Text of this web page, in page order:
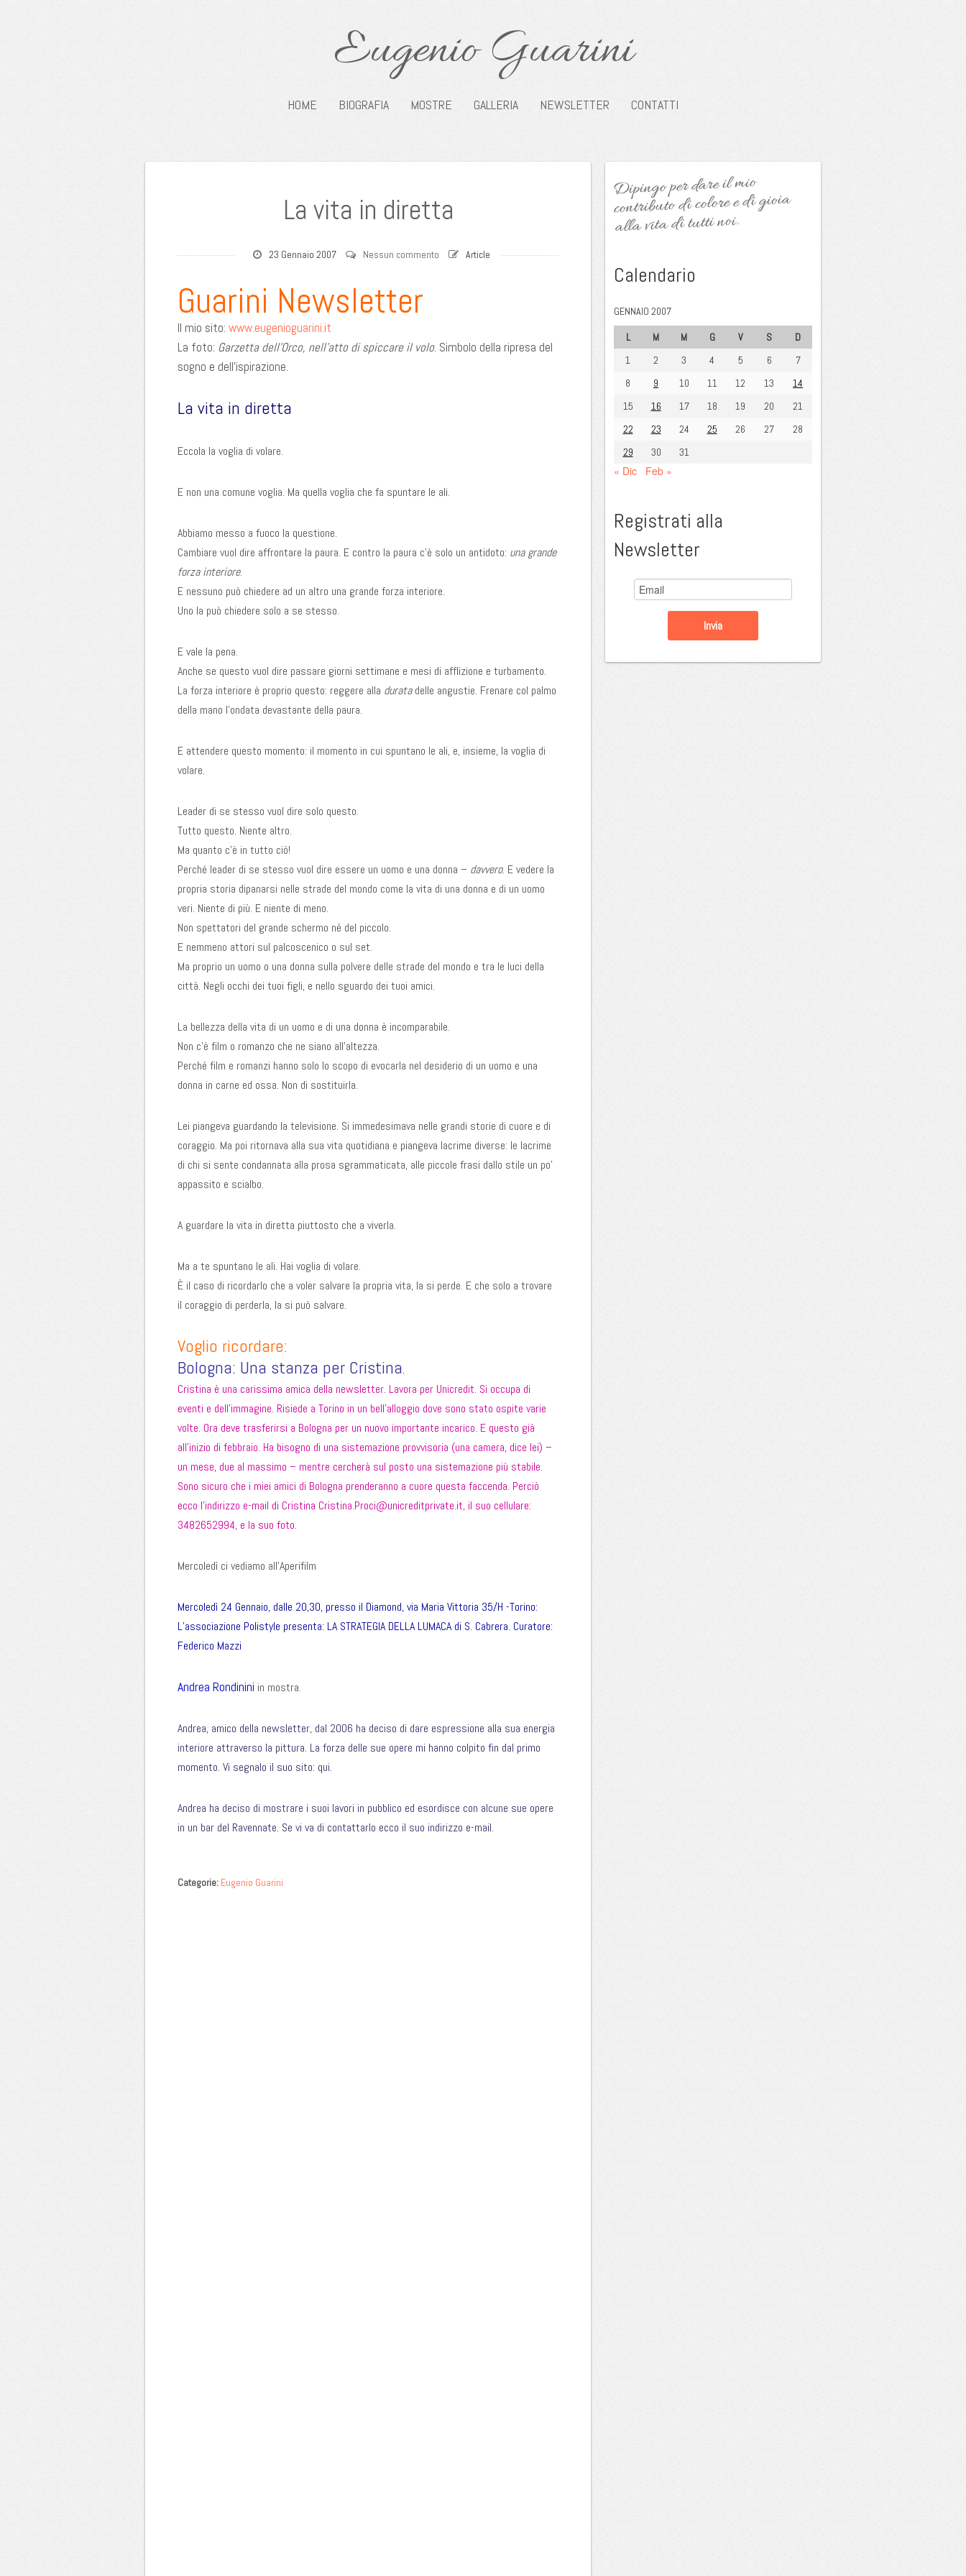
Eugenio Guarini
HOME BIOGRAFIA MOSTRE GALLERIA NEWSLETTER CONTATTI
La vita in diretta
23 Gennaio 2007 Nessun commento Article
Guarini Newsletter
Il mio sito: www.eugenioguarini.it
La foto: Garzetta dell’Orco, nell’atto di spiccare il volo. Simbolo della ripresa del
sogno e dell’ispirazione.
La vita in diretta
Eccola la voglia di volare.
E non una comune voglia. Ma quella voglia che fa spuntare le ali.
Abbiamo messo a fuoco la questione.
Cambiare vuol dire affrontare la paura. E contro la paura c’è solo un antidoto: una grande
forza interiore.
E nessuno può chiedere ad un altro una grande forza interiore.
Uno la può chiedere solo a se stesso.
E vale la pena.
Anche se questo vuol dire passare giorni settimane e mesi di afflizione e turbamento.
La forza interiore è proprio questo: reggere alla duratadelle angustie. Frenare col palmo
della mano l’ondata devastante della paura.
E attendere questo momento: il momento in cui spuntano le ali, e, insieme, la voglia di
volare.
Leader di se stesso vuol dire solo questo.
Tutto questo. Niente altro.
Ma quanto c’è in tutto ciò!
Perché leader di se stesso vuol dire essere un uomo e una donna – davvero. E vedere la
propria storia dipanarsi nelle strade del mondo come la vita di una donna e di un uomo
veri. Niente di più. E niente di meno.
Non spettatori del grande schermo né del piccolo.
E nemmeno attori sul palcoscenico o sul set.
Ma proprio un uomo o una donna sulla polvere delle strade del mondo e tra le luci della
città. Negli occhi dei tuoi figli, e nello sguardo dei tuoi amici.
La bellezza della vita di un uomo e di una donna è incomparabile.
Non c’è film o romanzo che ne siano all’altezza.
Perché film e romanzi hanno solo lo scopo di evocarla nel desiderio di un uomo e una
donna in carne ed ossa. Non di sostituirla.
Lei piangeva guardando la televisione. Si immedesimava nelle grandi storie di cuore e di
coraggio. Ma poi ritornava alla sua vita quotidiana e piangeva lacrime diverse: le lacrime
di chi si sente condannata alla prosa sgrammaticata, alle piccole frasi dallo stile un po’
appassito e scialbo.
A guardare la vita in diretta piuttosto che a viverla.
Ma a te spuntano le ali. Hai voglia di volare.
È il caso di ricordarlo che a voler salvare la propria vita, la si perde. E che solo a trovare
il coraggio di perderla, la si può salvare.
Voglio ricordare:
Bologna: Una stanza per Cristina.
Cristina è una carissima amica della newsletter. Lavora per Unicredit. Si occupa di
eventi e dell’immagine. Risiede a Torino in un bell’alloggio dove sono stato ospite varie
volte. Ora deve trasferirsi a Bologna per un nuovo importante incarico. E questo già
all’inizio di febbraio. Ha bisogno di una sistemazione provvisoria (una camera, dice lei) –
un mese, due al massimo – mentre cercherà sul posto una sistemazione più stabile.
Sono sicuro che i miei amici di Bologna prenderanno a cuore questa faccenda. Perciò
ecco l’indirizzo e-mail di Cristina Cristina.Proci@unicreditprivate.it, il suo cellulare:
3482652994, e la suo foto.
Mercoledì ci vediamo all’Aperifilm
Mercoledì 24 Gennaio, dalle 20,30, presso il Diamond, via Maria Vittoria 35/H -Torino:
L’associazione Polistyle presenta: LA STRATEGIA DELLA LUMACA di S. Cabrera. Curatore:
Federico Mazzi
Andrea Rondinini in mostra.
Andrea, amico della newsletter, dal 2006 ha deciso di dare espressione alla sua energia
interiore attraverso la pittura. La forza delle sue opere mi hanno colpito fin dal primo
momento. Vi segnalo il suo sito: qui.
Andrea ha deciso di mostrare i suoi lavori in pubblico ed esordisce con alcune sue opere
in un bar del Ravennate. Se vi va di contattarlo ecco il suo indirizzo e-mail.
Categorie: Eugenio Guarini
Dipingo per dare il mio
contributo di colore e di gioia
alla vita di tutti noi.
Calendario
GENNAIO 2007
L
M M G V S
D
1
2 3 4 5 6
7
8
9 10 11 12 13
14
15
16 17 18 19 20
21
22
23 24 25 26 27
28
29
30 31
« Dic Feb »
Registrati alla
Newsletter